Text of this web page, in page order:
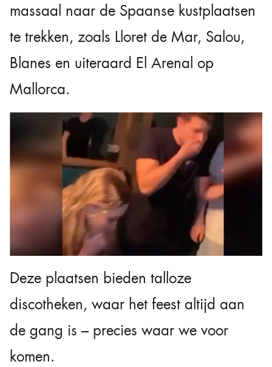
massaal naar de Spaanse kustplaatsen
te trekken, zoals Lloret de Mar, Salou,
Blanes en uiteraard El Arenal op
Mallorca.
Deze plaatsen bieden talloze
discotheken, waar het feest altijd aan
de gang is – precies waar we voor
komen.